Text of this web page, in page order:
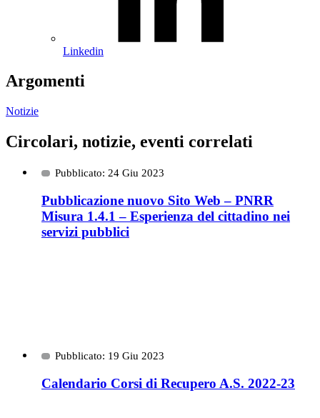
Linkedin
Argomenti
Notizie
Circolari, notizie, eventi correlati
Pubblicato: 24 Giu 2023
Pubblicazione nuovo Sito Web – PNRR
Misura 1.4.1 – Esperienza del cittadino nei
servizi pubblici
Pubblicato: 19 Giu 2023
Calendario Corsi di Recupero A.S. 2022-23